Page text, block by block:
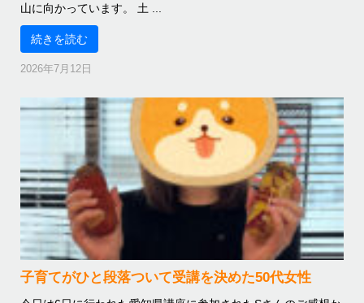
山に向かっています。 土 ...
続きを読む
2026年7月12日
子育てがひと段落ついて受講を決めた50代女性